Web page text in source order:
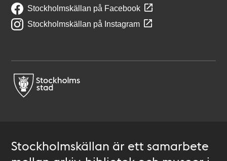
Stockholmskällan på Facebook
Stockholmskällan på Instagram
Stockholmskällan är ett samarbete